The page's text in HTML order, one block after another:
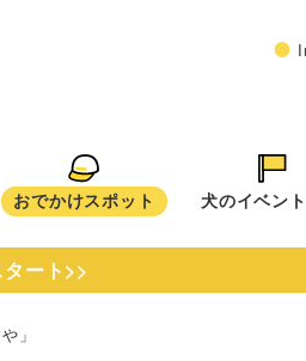
おでかけスポット 犬のイベン
ート>>
」